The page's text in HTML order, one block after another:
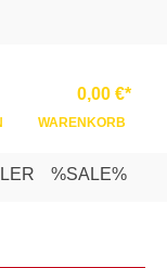
0,00 €*
WARENKORB
%SALE%